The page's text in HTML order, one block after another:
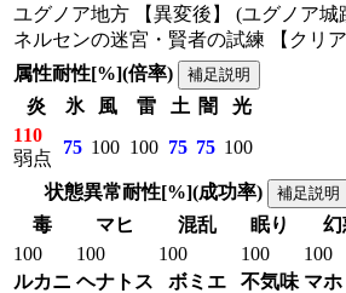
ユグノア地方 【異変後】 (ユグノア城
ネルセンの迷宮・賢者の試練 【クリ
属性耐性[%](倍率)
補足説明
炎 氷 風 雷 土 闇
光
110
弱点
75 100 100 75 75 100
状態異常耐性[%](成功率) 補足説明
毒 マヒ 混乱 眠り
幻
100
100 100 100
100
ルカニ ヘナトス ボミエ 不気味 マ